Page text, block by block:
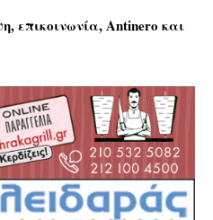
επικοινωνία, Antinero και